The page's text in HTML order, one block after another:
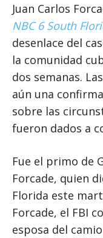
Juan Carlos
NBC 6 South
desenlace del
la comunidad
dos semanas.
aún una
sobre las
fueron dados a
Fue el primo de
Forcade, quien
Florida este
Forcade, el FBI
esposa del